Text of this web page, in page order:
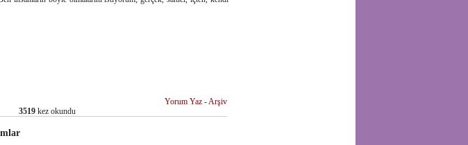
Yorum Yaz -Arşiv
3519 kez okundu